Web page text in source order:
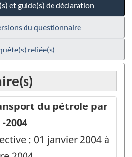
et guide(s) de déclaration
du questionnaire
reliée(s)
du pétrole par
2004
: 01 janvier 2004 à